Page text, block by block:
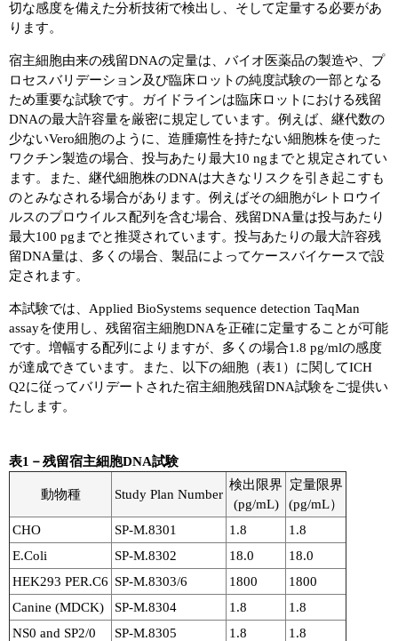
細胞選択ガイド
エピジェネティクス実験ガイド
RNAi実験ガイド
アプリケーションノート
プロトコール集
ユーザーズボイス集
動画ライブラリー
切な感度を備えた分析技術で検出し、そして定量する必要があ
ります。
宿主細胞由来の残留DNAの定量は、バイオ医薬品の製造や、プ
ロセスバリデーション及び臨床ロットの純度試験の一部となる
ため重要な試験です。ガイドラインは臨床ロットにおける残留
DNAの最大許容量を厳密に規定しています。例えば、継代数の
少ないVero細胞のように、造腫瘍性を持たない細胞株を使った
ワクチン製造の場合、投与あたり最大10 ngまでと規定されてい
ます。また、継代細胞株のDNAは大きなリスクを引き起こすも
のとみなされる場合があります。例えばその細胞がレトロウイ
ルスのプロウイルス配列を含む場合、残留DNA量は投与あたり
最大100 pgまでと推奨されています。投与あたりの最大許容残
留DNA量は、多くの場合、製品によってケースバイケースで設
定されます。
本試験では、Applied BioSystems sequence detection TaqMan
assayを使用し、残留宿主細胞DNAを正確に定量することが可能
です。増幅する配列によりますが、多くの場合1.8 pg/mlの感度
が達成できています。また、以下の細胞（表1）に関してICH
Q2に従ってバリデートされた宿主細胞残留DNA試験をご提供い
たします。
表1－残留宿主細胞DNA試験
動物種 Study Plan Number
検出限界
(pg/mL)
定量限界
(pg/mL）
CHO
SP-M.8301 1.8
1.8
E.Coli
SP-M.8302 18.0
18.0
HEK293 PER.C6 SP-M.8303/6 1800
1800
Canine (MDCK)
SP-M.8304 1.8
1.8
NS0 and SP2/0
SP-M.8305 1.8
1.8